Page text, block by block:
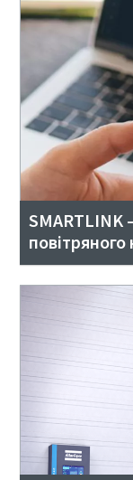
SMARTLINK